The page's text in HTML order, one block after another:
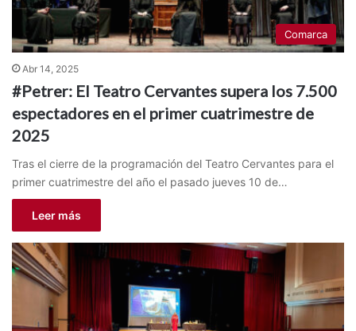
Comarca
Abr 14, 2025
#Petrer: El Teatro Cervantes supera los 7.500
espectadores en el primer cuatrimestre de
2025
Tras el cierre de la programación del Teatro Cervantes para el
primer cuatrimestre del año el pasado jueves 10 de…
Leer más